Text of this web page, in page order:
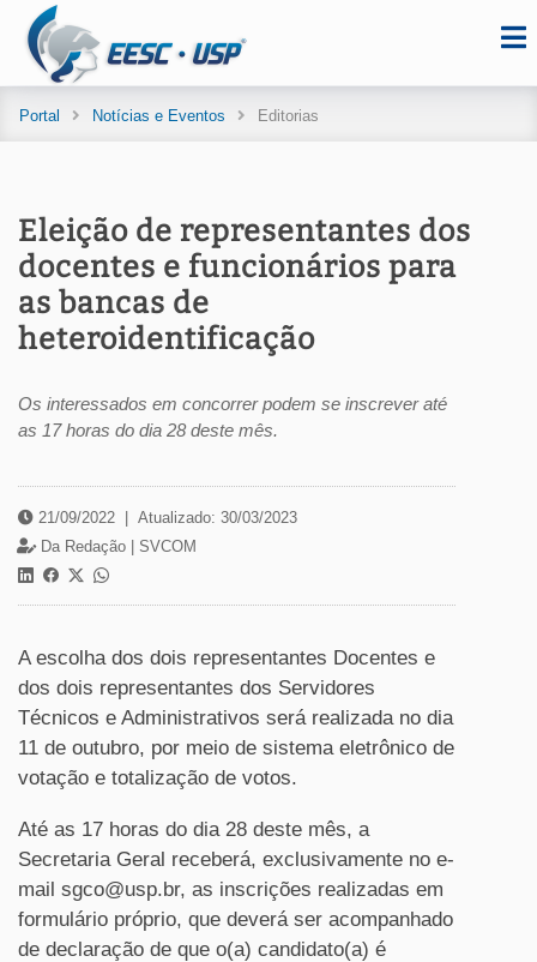
Portal Notícias e Eventos Editorias
Eleição de representantes dos
docentes e funcionários para
as bancas de
heteroidentificação
Os interessados em concorrer podem se inscrever até
as 17 horas do dia 28 deste mês.
21/09/2022
Atualizado: 30/03/2023
Da Redação | SVCOM
A escolha dos dois representantes Docentes e
dos dois representantes dos Servidores
Técnicos e Administrativos será realizada no dia
11 de outubro, por meio de sistema eletrônico de
votação e totalização de votos.
Até as 17 horas do dia 28 deste mês, a
Secretaria Geral receberá, exclusivamente no e-
mail sgco@usp.br, as inscrições realizadas em
formulário próprio, que deverá ser acompanhado
de declaração de que o(a) candidato(a) é